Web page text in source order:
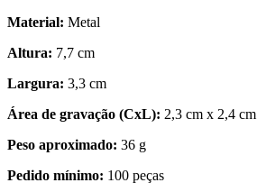
Material: Metal
Altura: 7,7 cm
Largura: 3,3 cm
Área de gravação (CxL): 2,3 cm x 2,4 cm
Peso aproximado: 36 g
Pedido mínimo: 100 peças